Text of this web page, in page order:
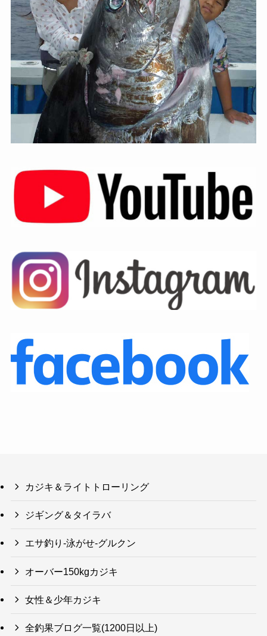
カジキ＆ライトトローリング
ジギング＆タイラバ
エサ釣り-泳がせ-グルクン
オーバー150kgカジキ
女性＆少年カジキ
全釣果ブログ一覧(1200日以上)